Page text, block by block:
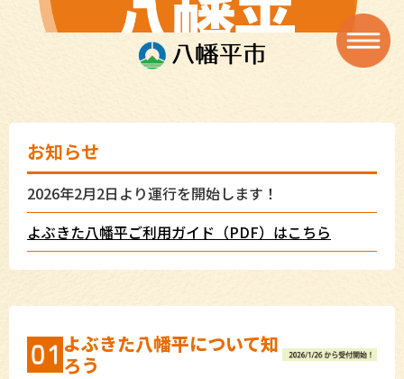
お知らせ
2026年2月2日より運行を開始します！
よぶきた八幡平ご利用ガイド（PDF）はこちら
よぶきた八幡平について知
ろう